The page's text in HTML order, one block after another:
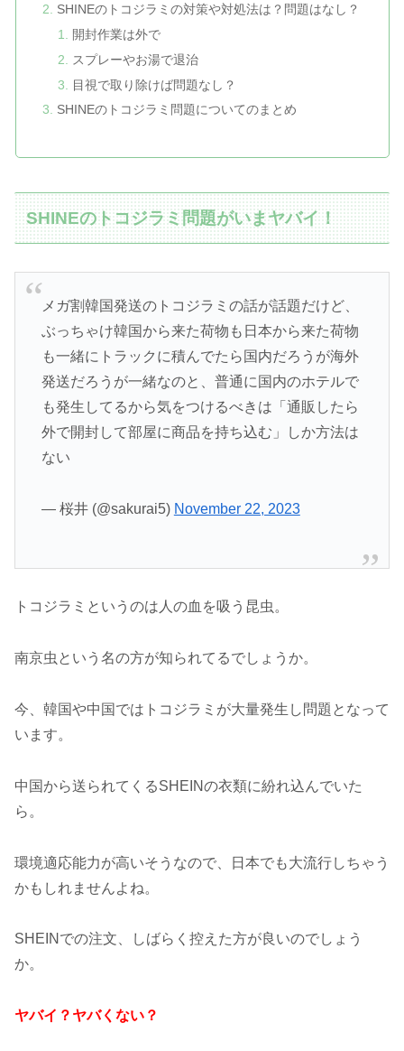
SHINEのトコジラミの対策や対処法は？問題はなし？
開封作業は外で
スプレーやお湯で退治
目視で取り除けば問題なし？
SHINEのトコジラミ問題についてのまとめ
SHINEのトコジラミ問題がいまヤバイ！
メガ割韓国発送のトコジラミの話が話題だけど、
ぶっちゃけ韓国から来た荷物も日本から来た荷物
も一緒にトラックに積んでたら国内だろうが海外
発送だろうが一緒なのと、普通に国内のホテルで
も発生してるから気をつけるべきは「通販したら
外で開封して部屋に商品を持ち込む」しか方法は
ない
— 桜井 (@sakurai5) November 22, 2023
トコジラミというのは人の血を吸う昆虫。
南京虫という名の方が知られてるでしょうか。
今、韓国や中国ではトコジラミが大量発生し問題となって
います。
中国から送られてくるSHEINの衣類に紛れ込んでいた
ら。
環境適応能力が高いそうなので、日本でも大流行しちゃう
かもしれませんよね。
SHEINでの注文、しばらく控えた方が良いのでしょう
か。
ヤバイ？ヤバくない？